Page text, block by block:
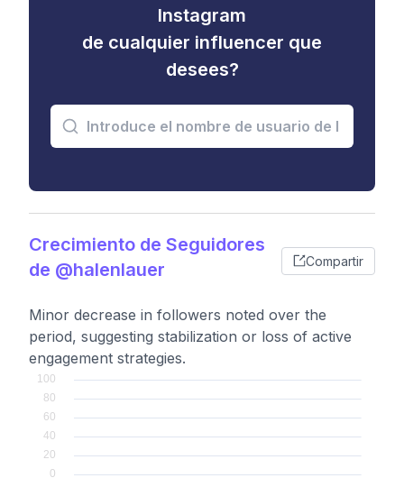
Instagram
de cualquier influencer que
desees?
Crecimiento de Seguidores
de @halenlauer
Compartir
Minor decrease in followers noted over the
period, suggesting stabilization or loss of active
engagement strategies.